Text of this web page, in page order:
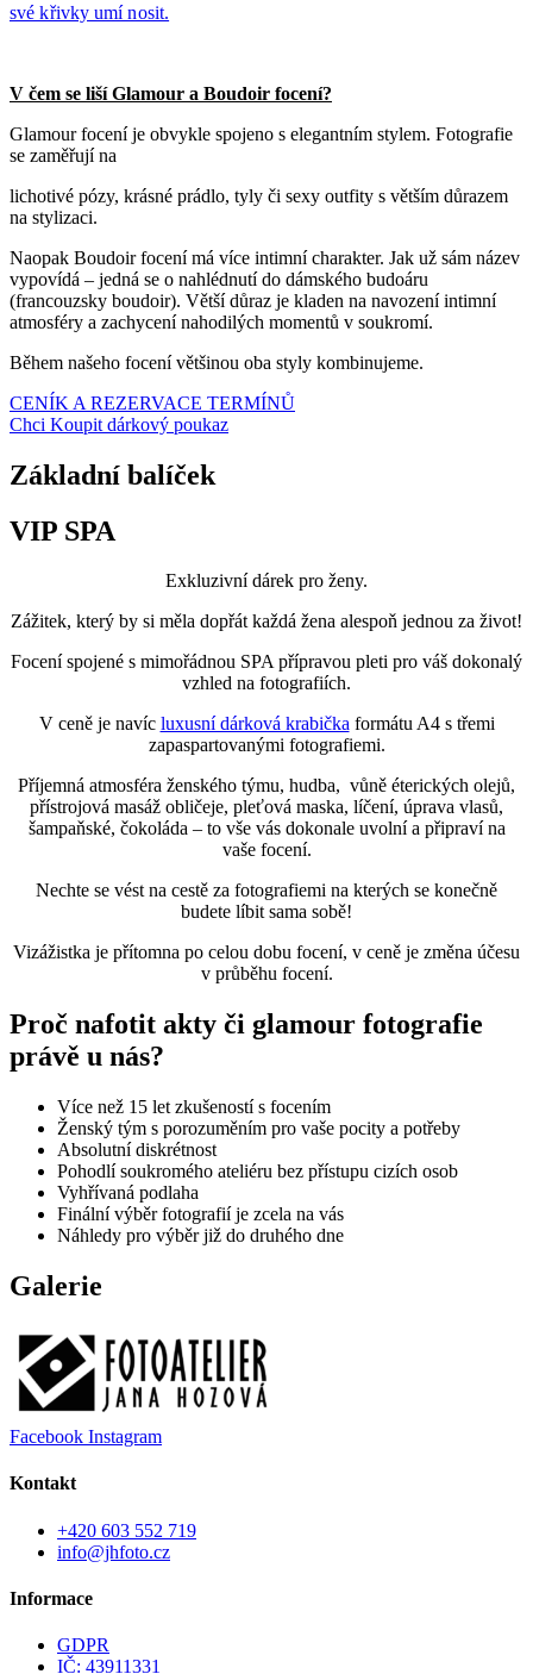
své křivky umí nosit.
V čem se liší Glamour a Boudoir focení?
Glamour focení je obvykle spojeno s elegantním stylem. Fotografie
se zaměřují na
lichotivé pózy, krásné prádlo, tyly či sexy outfity s větším důrazem
na stylizaci.
Naopak Boudoir focení má více intimní charakter. Jak už sám název
vypovídá – jedná se o nahlédnutí do dámského budoáru
(francouzsky boudoir). Větší důraz je kladen na navození intimní
atmosféry a zachycení nahodilých momentů v soukromí.
Během našeho focení většinou oba styly kombinujeme.
CENÍK A REZERVACE TERMÍNŮ
Chci Koupit dárkový poukaz
Základní balíček
VIP SPA
Exkluzivní dárek pro ženy.
Zážitek, který by si měla dopřát každá žena alespoň jednou za život!
Focení spojené s mimořádnou SPA přípravou pleti pro váš dokonalý
vzhled na fotografiích.
V ceně je navíc luxusní dárková krabičkaformátu A4 s třemi
zapaspartovanými fotografiemi.
Příjemná atmosféra ženského týmu, hudba, vůně éterických olejů,
přístrojová masáž obličeje, pleťová maska, líčení, úprava vlasů,
šampaňské, čokoláda – to vše vás dokonale uvolní a připraví na
vaše focení.
Nechte se vést na cestě za fotografiemi na kterých se konečně
budete líbit sama sobě!
Vizážistka je přítomna po celou dobu focení, v ceně je změna účesu
v průběhu focení.
Proč nafotit akty či glamour fotografie
právě u nás?
Více než 15 let zkušeností s focením
Ženský tým s porozuměním pro vaše pocity a potřeby
Absolutní diskrétnost
Pohodlí soukromého ateliéru bez přístupu cizích osob
Vyhřívaná podlaha
Finální výběr fotografií je zcela na vás
Náhledy pro výběr již do druhého dne
Galerie
Facebook Instagram
Kontakt
+420 603 552 719
info@jhfoto.cz
Informace
GDPR
IČ: 43911331